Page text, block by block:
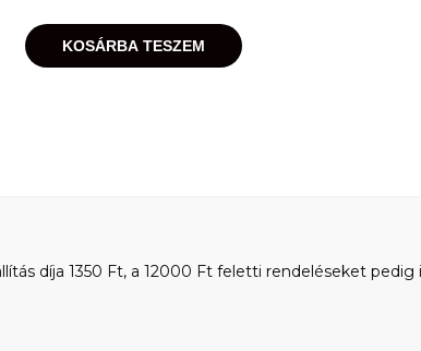
KOSÁRBA TESZEM
díja 1350 Ft, a 12000 Ft feletti rendeléseket pedig